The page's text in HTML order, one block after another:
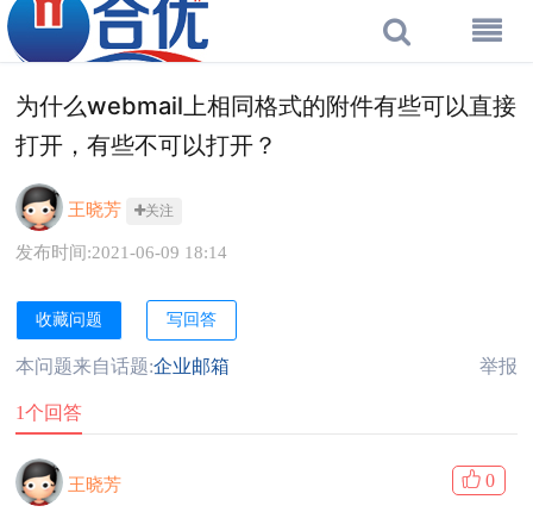
为什么webmail上相同格式的附件有些可以直接
打开，有些不可以打开？
王晓芳 关注
发布时间:2021-06-09 18:14
收藏问题 写回答
本问题来自话题:企业邮箱 举报
1个回答
王晓芳 0